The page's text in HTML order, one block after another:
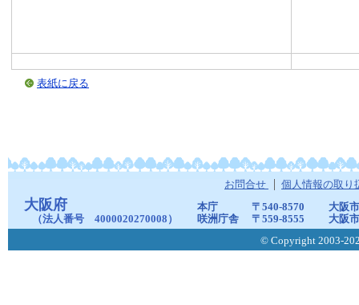
表紙に戻る
お問合せ 個人情報の取り
大阪府
（法人番号 4000020270008）
本庁 〒540-8570
大阪
咲洲庁舎
〒559-8555
大阪
© Copyright 2003-